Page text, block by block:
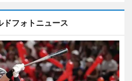
ドフォトニュース